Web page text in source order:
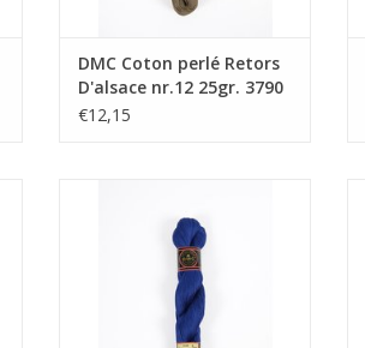
DMC Coton perlé Retors
D'alsace nr.12 25gr. 3790
€12,15
nr.12 25gr. 796
TOEVOEGEN AAN WINKELWAGEN